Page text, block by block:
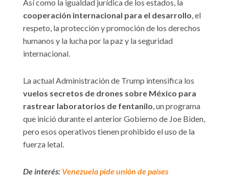
Así como la igualdad jurídica de los estados, la
cooperación internacional para el desarrollo, el
respeto, la protección y promoción de los derechos
humanos y la lucha por la paz y la seguridad
internacional.
La actual Administración de Trump intensifica los
vuelos secretos de drones sobre México para
rastrear laboratorios de fentanilo, un programa
que inició durante el anterior Gobierno de Joe Biden,
pero esos operativos tienen prohibido el uso de la
fuerza letal.
De interés: Venezuela pide unión de países